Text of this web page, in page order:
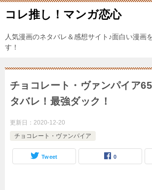
コレ推し！マンガ恋心
人気漫画のネタバレ＆感想サイト♪面白い漫画
す！
チョコレート・ヴァンパイア
タバレ！最強ダック！
更新日： 2020-12-20
チョコレート・ヴァンパイア
Tweet 0